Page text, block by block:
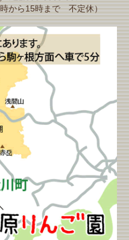
から15時まで 不定休）